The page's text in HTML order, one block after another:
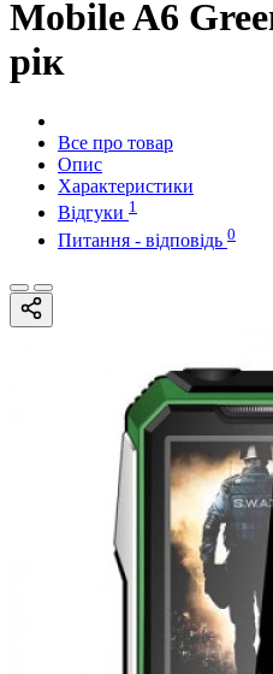
Mobile A6
рік
Все про товар
Опис
Характеристики
Відгуки 1
Питання - відповідь 0